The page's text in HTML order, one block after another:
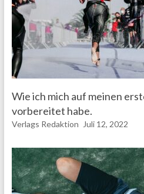
Wie ich mich auf meinen
vorbereitet habe.
Verlags Redaktion Juli 12, 2022